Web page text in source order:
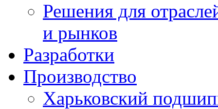
Решения для
и рынков
Разработки
Производство
Харьковский